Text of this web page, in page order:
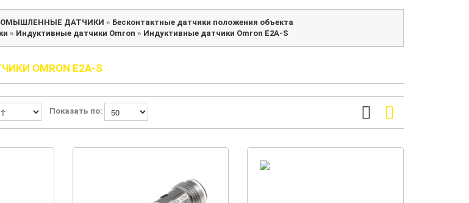
ДАТЧИКИ » Бесконтактные датчики положения объекта
» Индуктивные датчики Omron » Индуктивные датчики Omron E2A-S
OMRON E2A-S
Показать по: